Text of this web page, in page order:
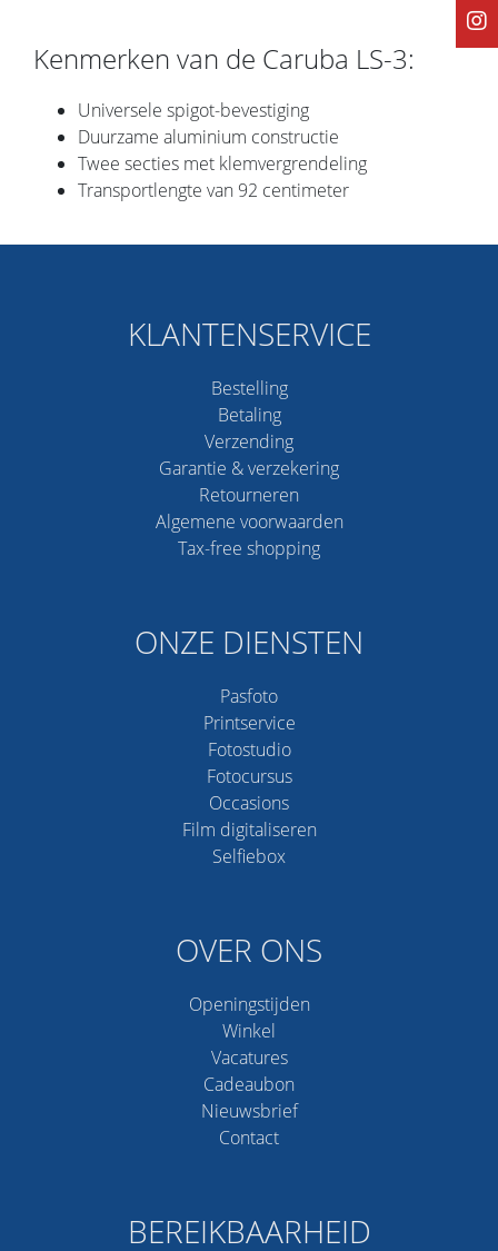
Kenmerken van de Caruba LS-3:
Universele spigot-bevestiging
Duurzame aluminium constructie
Twee secties met klemvergrendeling
Transportlengte van 92 centimeter
KLANTENSERVICE
Bestelling
Betaling
Verzending
Garantie & verzekering
Retourneren
Algemene voorwaarden
Tax-free shopping
ONZE DIENSTEN
Pasfoto
Printservice
Fotostudio
Fotocursus
Occasions
Film digitaliseren
Selfiebox
OVER ONS
Openingstijden
Winkel
Vacatures
Cadeaubon
Nieuwsbrief
Contact
BEREIKBAARHEID